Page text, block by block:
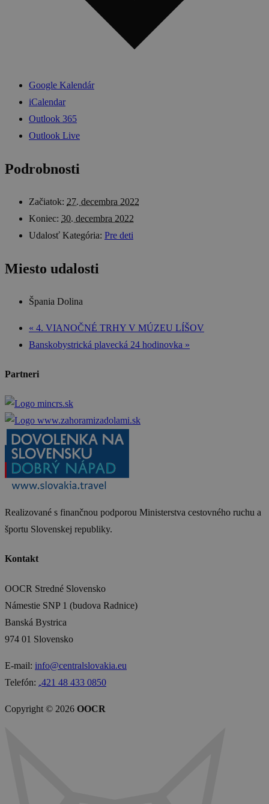
Google Kalendár
iCalendar
Outlook 365
Outlook Live
Podrobnosti
Začiatok: 27. decembra 2022
Koniec: 30. decembra 2022
Udalosť Kategória: Pre deti
Miesto udalosti
Špania Dolina
« 4. VIANOČNÉ TRHY V MÚZEU LÍŠOV
Banskobystrická plavecká 24 hodinovka »
Partneri
Realizované s finančnou podporou Ministerstva cestovného ruchu a
športu Slovenskej republiky.
Kontakt
OOCR Stredné Slovensko
Námestie SNP 1 (budova Radnice)
Banská Bystrica
974 01 Slovensko
E-mail: info@centralslovakia.eu
Telefón: ₊421 48 433 0850
Copyright © 2026 OOCR